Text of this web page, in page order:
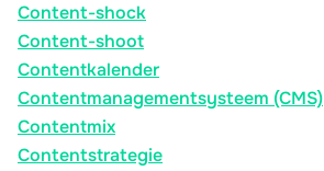
Content-shock
Content-shoot
Contentkalender
Contentmanagementsysteem (CMS)
Contentmix
Contentstrategie